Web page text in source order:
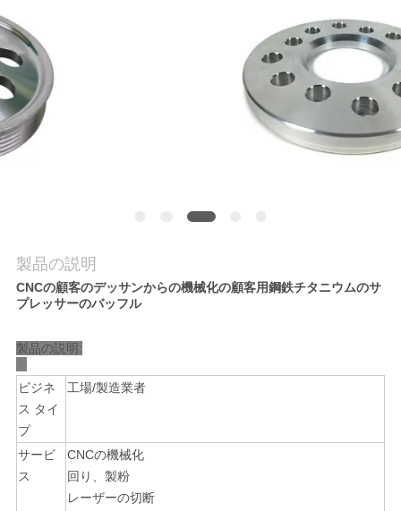
管
理
連
絡
さ
い
ニ
ュ
ー
ス
製品の説明
CNCの顧客のデッサンからの機械化の顧客用鋼鉄チタニウムのサ
プレッサーのバッフル
製品の説明:
ビジネ
ス タイ
プ
工場/製造業者
サービ
ス
CNCの機械化
回り、製粉
レーザーの切断